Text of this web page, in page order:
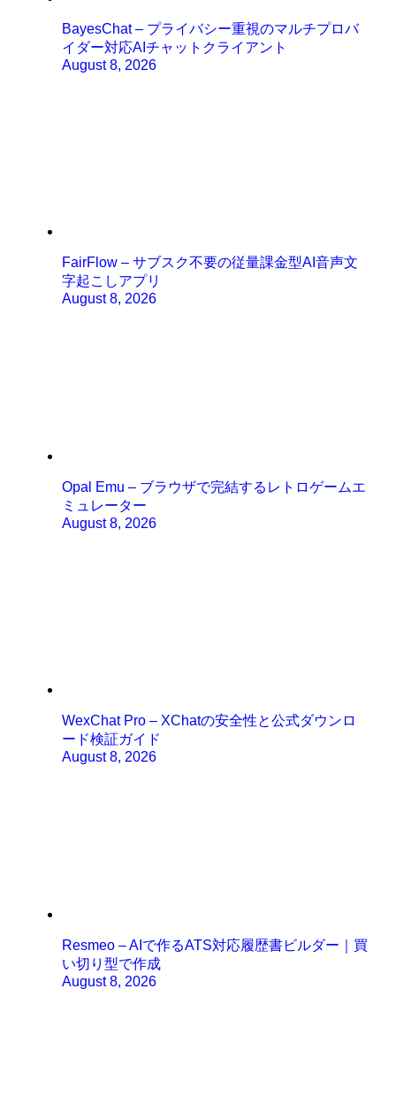
BayesChat – プライバシー重視のマルチプロバ
イダー対応AIチャットクライアント
August 8, 2026
FairFlow – サブスク不要の従量課金型AI音声文
字起こしアプリ
August 8, 2026
Opal Emu – ブラウザで完結するレトロゲームエ
ミュレーター
August 8, 2026
WexChat Pro – XChatの安全性と公式ダウンロ
ード検証ガイド
August 8, 2026
Resmeo – AIで作るATS対応履歴書ビルダー｜買
い切り型で作成
August 8, 2026